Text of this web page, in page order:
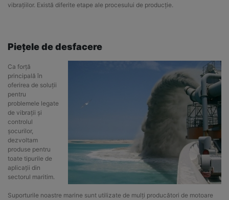
vibrațiilor. Există diferite etape ale procesului de producție.
Piețele de desfacere
Ca forță
principală în
oferirea de soluții
pentru
problemele legate
de vibrații și
controlul
șocurilor,
dezvoltam
produse pentru
toate tipurile de
aplicații din
sectorul maritim.
Suporturile noastre marine sunt utilizate de mulți producători de motoare